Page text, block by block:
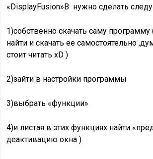
«DisplayFusion»В нужно сделать
1)собственно скачать саму
найти и скачать ее самостоятельно
стоит читать хD )
2)зайти в настройки программы
3)выбрать «функции»
4)и листая в этих функциях найти
деактивацию окна )